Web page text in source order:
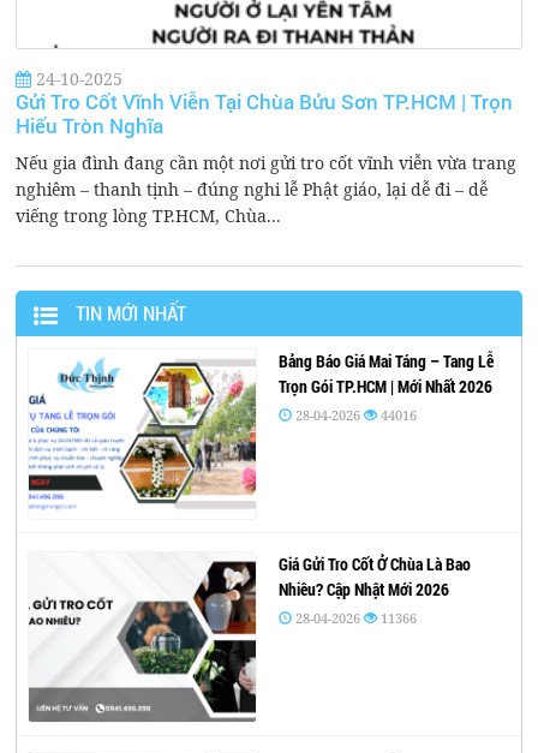
24-10-2025
Gửi Tro Cốt Vĩnh Viễn Tại Chùa Bửu Sơn TP.HCM | Trọn
Hiếu Tròn Nghĩa
Nếu gia đình đang cần một nơi gửi tro cốt vĩnh viễn vừa trang
nghiêm – thanh tịnh – đúng nghi lễ Phật giáo, lại dễ đi – dễ
viếng trong lòng TP.HCM, Chùa...
TIN MỚI NHẤT
Bảng Báo Giá Mai Táng – Tang Lễ
Trọn Gói TP.HCM | Mới Nhất 2026
28-04-2026 44016
Giá Gửi Tro Cốt Ở Chùa Là Bao
Nhiêu? Cập Nhật Mới 2026
28-04-2026 11366